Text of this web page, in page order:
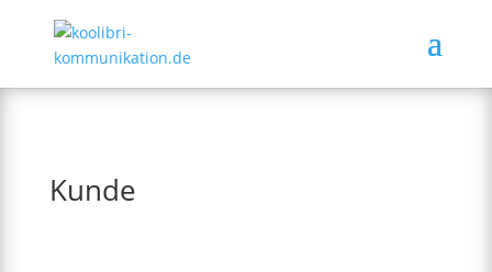
Kunde